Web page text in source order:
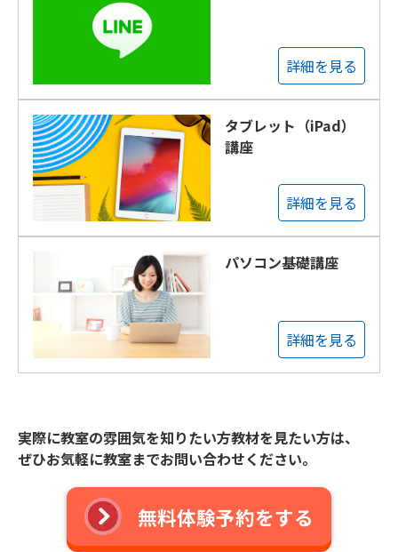
詳細を見る
タブレット（iPad）
講座
詳細を見る
パソコン基礎講座
詳細を見る
実際に教室の雰囲気を知りたい方教材を見たい方は、
ぜひお気軽に教室までお問い合わせください。
無料体験予約をする